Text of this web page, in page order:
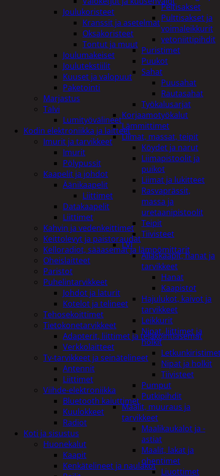
Peltisakset
Pulttisakset ja
voimaleikkurit
vetoniittipihdit
Puristimet
Puukot
Sahat
Puusahat
Rautasahat
Työkalusarjat
Korjaamotyökalut
Lämmittimet
Liimat, massat, teipit
Köydet ja narut
Liimapistoolit ja
puikot
Liimat ja lukitteet
Rasvaprässit,
massa ja
uretaanipistoolit
Teipit
Tiivisteet
LVI
Allaskaapit, hanat ja
tarvikkeet
Hanat
Kaapistot
Hajulukot, kaivot ja
tarvikkeet
Leikkurit
Nipat, liittimet ja
holkit
Nipat ja holkit
Tiivisteet
Pumput
Putkipihdit
Maalit, muuraus ja
tarvikkeet
Maalikaukalot ja -
astiat
Maalit, lakat ja
ohentimet
Liuottimet
Joulukoristeet
Kranssit ja asetelmat
Oksakoristeet
Tontut ja muut
Joulumakeiset
Joulutekstiilit
Kuuset ja valopuut
Paketointi
Marjastus
Talvi
Lumityövälineet
Kodin elektroniikka ja laitteet
Imurit ja tarvikkeet
Imurit
Pölypussit
Kaapelit ja johdot
Äänikaapelit
Liittimet
Datakaapelit
Liittimet
Kahvin ja vedenkeittimet
Keittolevyt ja paistoraudat
Kelloradiot, sääasemat ja lämpömittarit
Oheislaitteet
Paristot
Puhelintarvikkeet
Johdot ja laturit
Kotelot ja telineet
Tehosekoittimet
Tietokonetarvikkeet
Adapterit, liittimet ja telakointiasemat
Verkkolaitteet
Tv-tarvikkeet ja seinätelineet
Antennit
Liittimet
Viihde-elektroniikka
Bluetooth kaiuttimet
Kuulokkeet
Radiot
Koti ja sisustus
Huonekalut
Kaapit
Kenkätelineet ja naulakot